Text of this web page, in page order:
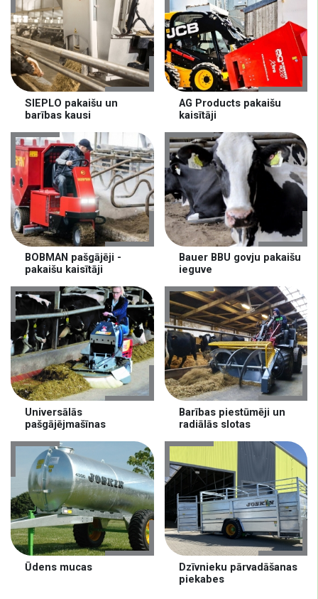
SIEPLO pakaišu un
barības kausi
AG Products pakaišu
kaisītāji
BOBMAN pašgājēji -
pakaišu kaisītāji
Bauer BBU govju pakaišu
ieguve
Universālās
pašgājējmašīnas
Barības piestūmēji un
radiālās slotas
Ūdens mucas
Dzīvnieku pārvadāšanas
piekabes